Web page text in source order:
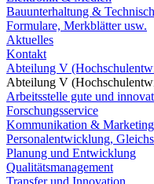
Bauunterhaltung &
Formulare, Merkblätter usw.
Aktuelles
Kontakt
Abteilung V
Abteilung V
Arbeitsstelle gute und
Forschungsservice
Kommunikation & Marketing
Personalentwicklung,
Planung und Entwicklung
Qualitätsmanagement
Transfer und Innovation